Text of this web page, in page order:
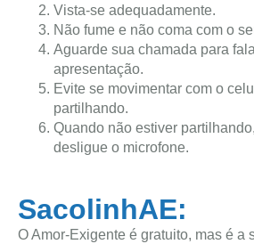
Vista-se adequadamente.
Não fume e não coma com o
Aguarde sua chamada para
apresentação.
Evite se movimentar com o
partilhando.
Quando não estiver
desligue o microfone.
SacolinhAE:
O Amor-Exigente é gratuito, mas é a